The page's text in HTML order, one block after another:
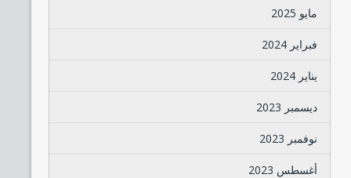
مايو 2025
فبراير 2024
يناير 2024
ديسمبر 2023
نوفمبر 2023
أغسطس 2023